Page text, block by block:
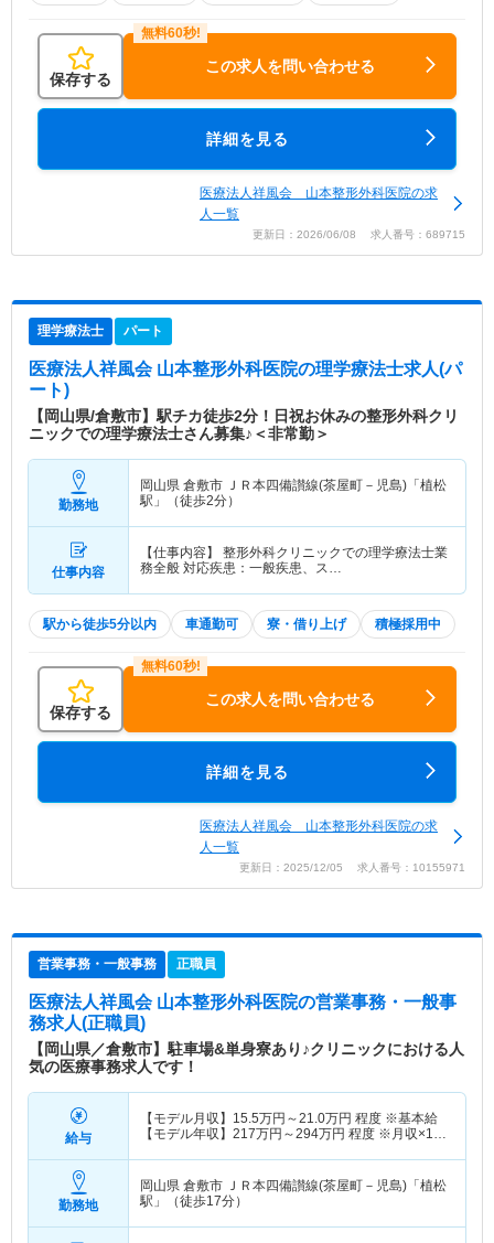
保存する
この求人を問い合わせる
詳細を見る
医療法人祥風会 山本整形外科医院の求
人一覧
更新日：2026/06/08 求人番号：689715
理学療法士 パート
医療法人祥風会 山本整形外科医院の理学療法士求人(パ
ート)
【岡山県/倉敷市】駅チカ徒歩2分！日祝お休みの整形外科クリ
ニックでの理学療法士さん募集♪＜非常勤＞
勤務地
岡山県 倉敷市
ＪＲ本四備讃線(茶屋町－児島)「植松
駅」（徒歩2分）
仕事内容
【仕事内容】 整形外科クリニックでの理学療法士業
務全般 対応疾患：一般疾患、ス…
駅から徒歩5分以内 車通勤可 寮・借り上げ 積極採用中
保存する
この求人を問い合わせる
詳細を見る
医療法人祥風会 山本整形外科医院の求
人一覧
更新日：2025/12/05 求人番号：10155971
営業事務・一般事務 正職員
医療法人祥風会 山本整形外科医院の営業事務・一般事
務求人(正職員)
【岡山県／倉敷市】駐車場&単身寮あり♪クリニックにおける人
気の医療事務求人です！
給与
【モデル月収】 15.5万円～21.0万円 程度 ※基本給
【モデル年収】 217万円～294万円 程度 ※月収×12
勤務地
岡山県 倉敷市
ＪＲ本四備讃線(茶屋町－児島)「植松
駅」（徒歩17分）